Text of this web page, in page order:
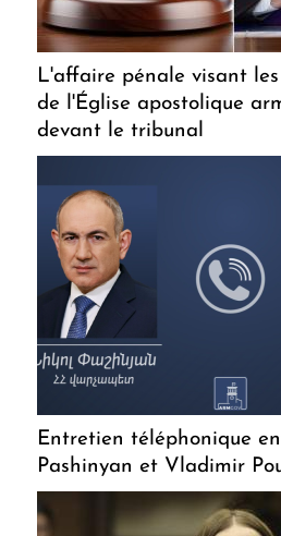
L'affaire pénale visant
de l'Église apostolique
devant le tribunal
Entretien téléphonique
Pashinyan et Vladimir